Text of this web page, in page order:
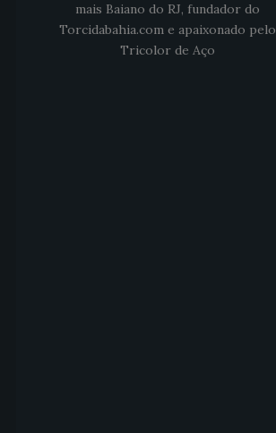
mais Baiano do RJ, fundador do
Torcidabahia.com e apaixonado pelo
Tricolor de Aço